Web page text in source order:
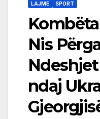
LAJME SPORT
Nis
ndaj